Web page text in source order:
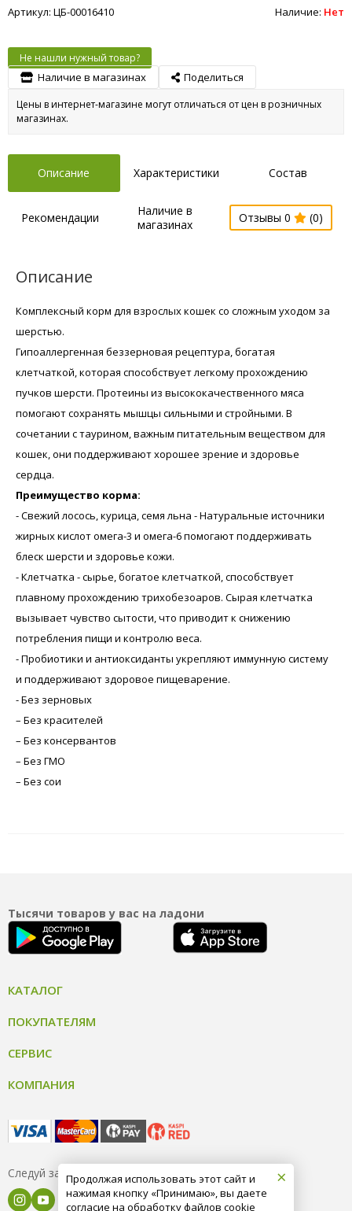
Артикул: ЦБ-00016410 Наличие: Нет
Не нашли нужный товар?
Наличие в магазинах Поделиться
Цены в интернет-магазине могут отличаться от цен в розничных
магазинах.
Описание Характеристики Состав
Рекомендации
Наличие в
магазинах
Отзывы 0 (0)
Описание
Комплексный корм для взрослых кошек со сложным уходом за
шерстью.
Гипоаллергенная беззерновая рецептура, богатая
клетчаткой, которая способствует легкому прохождению
пучков шерсти. Протеины из высококачественного мяса
помогают сохранять мышцы сильными и стройными. В
сочетании с таурином, важным питательным веществом для
кошек, они поддерживают хорошее зрение и здоровье
сердца.
Преимущество корма:
- Свежий лосось, курица, семя льна - Натуральные источники
жирных кислот омега-3 и омега-6 помогают поддерживать
блеск шерсти и здоровье кожи.
- Клетчатка - сырье, богатое клетчаткой, способствует
плавному прохождению трихобезоаров. Сырая клетчатка
вызывает чувство сытости, что приводит к снижению
потребления пищи и контролю веса.
- Пробиотики и антиоксиданты укрепляют иммунную систему
и поддерживают здоровое пищеварение.
- Без зерновых
– Без красителей
– Без консервантов
– Без ГМО
– Без сои
Тысячи товаров у вас на ладони
КАТАЛОГ
ПОКУПАТЕЛЯМ
СЕРВИС
КОМПАНИЯ
Следуй за нами ×
Продолжая использовать этот сайт и
нажимая кнопку «Принимаю», вы даете
согласие на обработку файлов cookie